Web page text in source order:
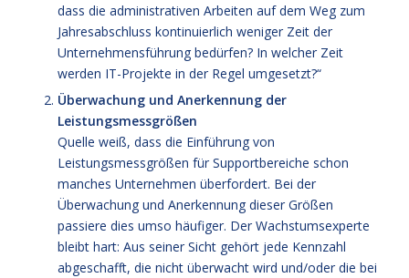
dass die administrativen Arbeiten auf dem Weg zum
Jahresabschluss kontinuierlich weniger Zeit der
Unternehmensführung bedürfen? In welcher Zeit
werden IT-Projekte in der Regel umgesetzt?“
Überwachung und Anerkennung der
Leistungsmessgrößen
Quelle weiß, dass die Einführung von
Leistungsmessgrößen für Supportbereiche schon
manches Unternehmen überfordert. Bei der
Überwachung und Anerkennung dieser Größen
passiere dies umso häufiger. Der Wachstumsexperte
bleibt hart: Aus seiner Sicht gehört jede Kennzahl
abgeschafft, die nicht überwacht wird und/oder die bei